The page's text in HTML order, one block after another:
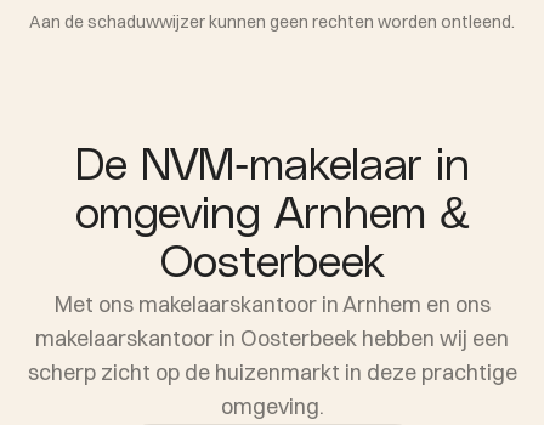
Aan de schaduwwijzer kunnen geen rechten worden ontleend.
De NVM-makelaar in
omgeving Arnhem &
Oosterbeek
Met ons makelaarskantoor in Arnhem en ons
makelaarskantoor in Oosterbeek hebben wij een
scherp zicht op de huizenmarkt in deze prachtige
omgeving.